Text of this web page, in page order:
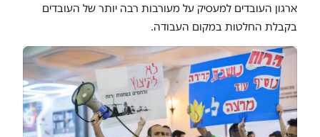
ארגון העובדים למעסיק על מעורבות רבה יותר של העובדים
בקבלת החלטות במקום העבודה.